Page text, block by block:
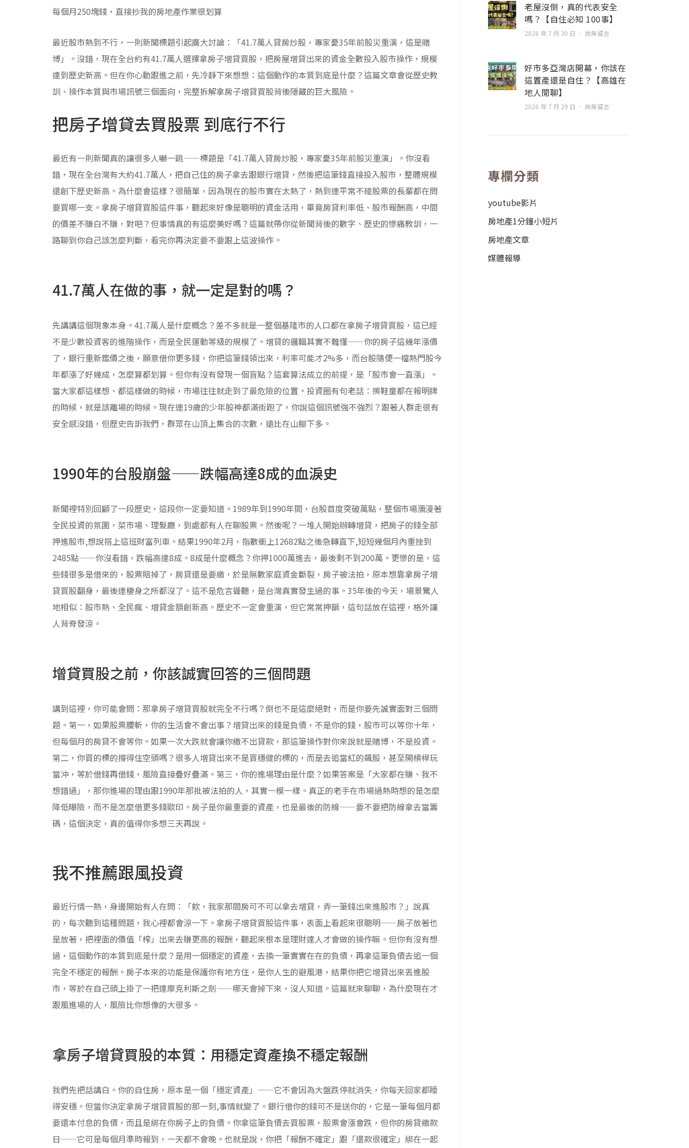
每個月250塊錢，直接抄我的房地產作業很划算
最近股市熱到不行，一則新聞標題引起廣大討論：「41.7萬人貸房炒股，專家憂35年前股災重演，這是賭
博」。沒錯，現在全台約有41.7萬人選擇拿房子增貸買股，把房屋增貸出來的資金全數投入股市操作，規模
達到歷史新高。但在你心動跟進之前，先冷靜下來想想：這個動作的本質到底是什麼？這篇文章會從歷史教
訓、操作本質與市場訊號三個面向，完整拆解拿房子增貸買股背後隱藏的巨大風險。
把房子增貸去買股票 到底行不行
最近有一則新聞真的讓很多人嚇一跳——標題是「41.7萬人貸房炒股，專家憂35年前股災重演」。你沒看
錯，現在全台灣有大約41.7萬人，把自己住的房子拿去跟銀行增貸，然後把這筆錢直接投入股市，整體規模
還創下歷史新高。為什麼會這樣？很簡單，因為現在的股市實在太熱了，熱到連平常不碰股票的長輩都在問
要買哪一支。拿房子增貸買股這件事，聽起來好像是聰明的資金活用，畢竟房貸利率低、股市報酬高，中間
的價差不賺白不賺，對吧？但事情真的有這麼美好嗎？這篇就帶你從新聞背後的數字、歷史的慘痛教訓，一
路聊到你自己該怎麼判斷，看完你再決定要不要跟上這波操作。
41.7萬人在做的事，就一定是對的嗎？
先講講這個現象本身。41.7萬人是什麼概念？差不多就是一整個基隆市的人口都在拿房子增貸買股，這已經
不是少數投資客的進階操作，而是全民運動等級的規模了。增貸的邏輯其實不難懂——你的房子這幾年漲價
了，銀行重新鑑價之後，願意借你更多錢，你把這筆錢領出來，利率可能才2%多，而台股隨便一檔熱門股今
年都漲了好幾成，怎麼算都划算。但你有沒有發現一個盲點？這套算法成立的前提，是「股市會一直漲」。
當大家都這樣想、都這樣做的時候，市場往往就走到了最危險的位置。投資圈有句老話：擦鞋童都在報明牌
的時候，就是該離場的時候。現在連19歲的少年股神都滿街跑了，你說這個訊號強不強烈？跟著人群走很有
安全感沒錯，但歷史告訴我們，群眾在山頂上集合的次數，遠比在山腳下多。
1990年的台股崩盤——跌幅高達8成的血淚史
新聞裡特別回顧了一段歷史，這段你一定要知道。1989年到1990年間，台股首度突破萬點，整個市場瀰漫著
全民投資的氛圍，菜市場、理髮廳，到處都有人在聊股票。然後呢？一堆人開始辦轉增貸，把房子的錢全部
押進股市,想說搭上這班財富列車。結果1990年2月，指數衝上12682點之後急轉直下,短短幾個月內重挫到
2485點——你沒看錯，跌幅高達8成。8成是什麼概念？你押1000萬進去，最後剩不到200萬。更慘的是，這
些錢很多是借來的，股票賠掉了，房貸還是要繳，於是無數家庭資金斷裂，房子被法拍，原本想靠拿房子增
貸買股翻身，最後連棲身之所都沒了。這不是危言聳聽，是台灣真實發生過的事。35年後的今天，場景驚人
地相似：股市熱、全民瘋、增貸金額創新高。歷史不一定會重演，但它常常押韻，這句話放在這裡，格外讓
人背脊發涼。
增貸買股之前，你該誠實回答的三個問題
講到這裡，你可能會問：那拿房子增貸買股就完全不行嗎？倒也不是這麼絕對，而是你要先誠實面對三個問
題。第一，如果股票腰斬，你的生活會不會出事？增貸出來的錢是負債，不是你的錢，股市可以等你十年，
但每個月的房貸不會等你。如果一次大跌就會讓你繳不出貸款，那這筆操作對你來說就是賭博，不是投資。
第二，你買的標的撐得住空頭嗎？很多人增貸出來不是買穩健的標的，而是去追當紅的飆股，甚至開槓桿玩
當沖，等於借錢再借錢，風險直接疊好疊滿。第三，你的進場理由是什麼？如果答案是「大家都在賺、我不
想錯過」，那你進場的理由跟1990年那批被法拍的人，其實一模一樣。真正的老手在市場過熱時想的是怎麼
降低曝險，而不是怎麼借更多錢歐印。房子是你最重要的資產，也是最後的防線——要不要把防線拿去當籌
碼，這個決定，真的值得你多想三天再說。
我不推薦跟風投資
最近行情一熱，身邊開始有人在問：「欸，我家那間房可不可以拿去增貸，弄一筆錢出來進股市？」說真
的，每次聽到這種問題，我心裡都會涼一下。拿房子增貸買股這件事，表面上看起來很聰明——房子放著也
是放著，把裡面的價值「榨」出來去賺更高的報酬，聽起來根本是理財達人才會做的操作嘛。但你有沒有想
過，這個動作的本質到底是什麼？是用一個穩定的資產，去換一筆實實在在的負債，再拿這筆負債去追一個
完全不穩定的報酬。房子本來的功能是保護你有地方住，是你人生的避風港，結果你把它增貸出來丟進股
市，等於在自己頭上掛了一把達摩克利斯之劍——哪天會掉下來，沒人知道。這篇就來聊聊，為什麼現在才
跟風進場的人，風險比你想像的大很多。
拿房子增貸買股的本質：用穩定資產換不穩定報酬
我們先把話講白。你的自住房，原本是一個「穩定資產」——它不會因為大盤跌停就消失，你每天回家都睡
得安穩。但當你決定拿房子增貸買股的那一刻,事情就變了。銀行借你的錢可不是送你的，它是一筆每個月都
要還本付息的負債，而且是綁在你房子上的負債。你拿這筆負債去買股票，股票會漲會跌，但你的房貸繳款
日——它可是每個月準時報到，一天都不會晚。也就是說，你把「報酬不確定」跟「還款很確定」綁在一起
老屋沒倒，真的代表安全
嗎？【自住必知 100事】
2026 年 7 月 30 日 尚無留言
好市多亞灣店開幕，你該在
這置產還是自住？【高雄在
地人閒聊】
2026 年 7 月 29 日 尚無留言
專欄分類
youtube影片
房地產1分鐘小短片
房地產文章
媒體報導